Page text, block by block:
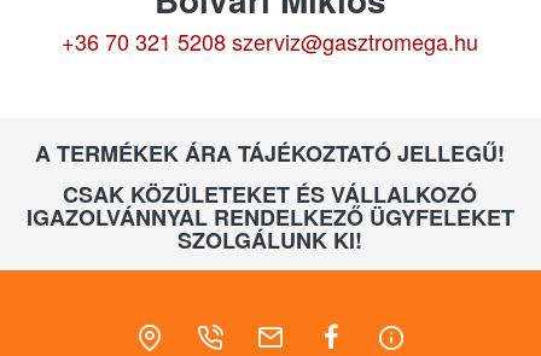
+36 70 321 5208 szerviz@gasztromega.hu
A TERMÉKEK ÁRA TÁJÉKOZTATÓ JELLEGŰ!
CSAK KÖZÜLETEKET ÉS VÁLLALKOZÓ
IGAZOLVÁNNYAL RENDELKEZŐ ÜGYFELEKET
SZOLGÁLUNK KI!